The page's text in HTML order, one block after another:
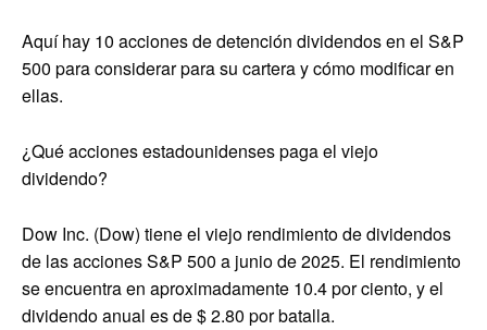
Aquí hay 10 acciones de detención dividendos en el S&P
500 para considerar para su cartera y cómo modificar en
ellas.
¿Qué acciones estadounidenses paga el viejo
dividendo?
Dow Inc. (Dow) tiene el viejo rendimiento de dividendos
de las acciones S&P 500 a junio de 2025. El rendimiento
se encuentra en aproximadamente 10.4 por ciento, y el
dividendo anual es de $ 2.80 por batalla.